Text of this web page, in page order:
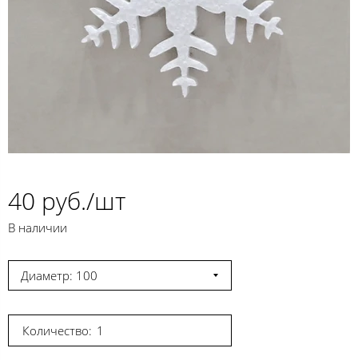
40 руб./шт
В наличии
Диаметр: 100
Количество: